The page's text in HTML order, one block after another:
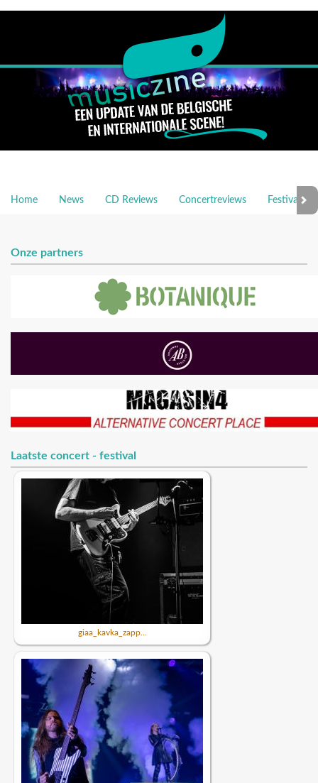
Home News CD Reviews Concertreviews
Onze partners
Laatste concert - festival
giaa_kavka_zapp...